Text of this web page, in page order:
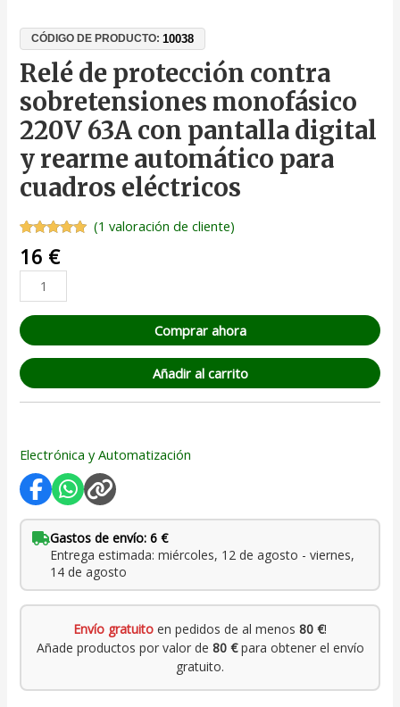
CÓDIGO DE PRODUCTO:10038
Relé de protección contra
sobretensiones monofásico
220V 63A con pantalla digital
y rearme automático para
cuadros eléctricos
con 5.00
5 en base
valoración
de un
(1 valoración de cliente)
16 €
Comprar ahora
Añadir al carrito
Electrónica y Automatización
Gastos de envío: 6 €
Entrega estimada: miércoles, 12 de agosto - viernes,
14 de agosto
Envío gratuito en pedidos de al menos 80 €!
Añade productos por valor de 80 €para obtener el envío
gratuito.